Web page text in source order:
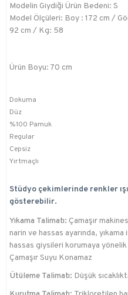
Modelin Giydiği Ürün Bedeni: S
Model Ölçüleri: Boy : 172 cm /
92 cm / Kg: 58
Ürün Boyu: 70 cm
Dokuma
Düz
%100 Pamuk
Regular
Cepsiz
Yırtmaçlı
Stüdyo çekimlerinde renkler
gösterebilir.
Yıkama Talimatı: Çamaşır
narin ve hassas ayarında,
hassas giysileri korumaya
Çamaşır Suyu Konamaz
Ütüleme Talimatı: Düşük